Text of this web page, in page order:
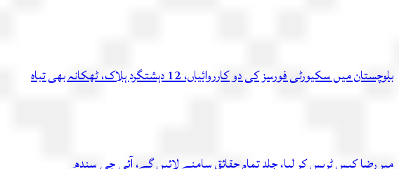
بلوچستان میں سکیورٹی فورسز کی دو کارروائیاں، 12 دہشتگرد ہلاک، ٹھکانہ بھی تباہ
میر رضا کیس ٹریس کر لیا، جلد تمام حقائق سامنے لائیں گے، آئی جی سندھ